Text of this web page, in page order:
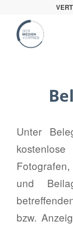
Unter
und
bzw.